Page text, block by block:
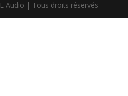
Audio | Tous droits réservés